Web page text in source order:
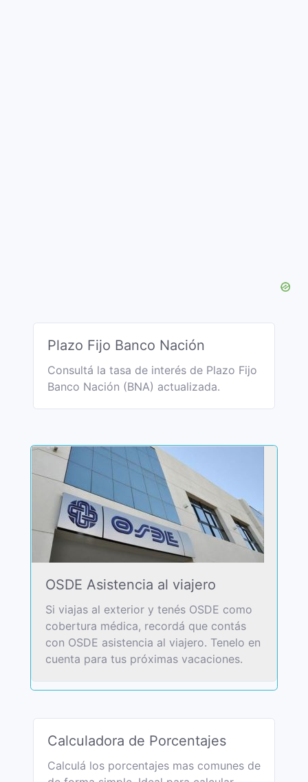
Plazo Fijo Banco Nación
Consultá la tasa de interés de Plazo Fijo
Banco Nación (BNA) actualizada.
OSDE Asistencia al viajero
Si viajas al exterior y tenés OSDE como
cobertura médica, recordá que contás
con OSDE asistencia al viajero. Tenelo en
cuenta para tus próximas vacaciones.
Calculadora de Porcentajes
Calculá los porcentajes mas comunes de